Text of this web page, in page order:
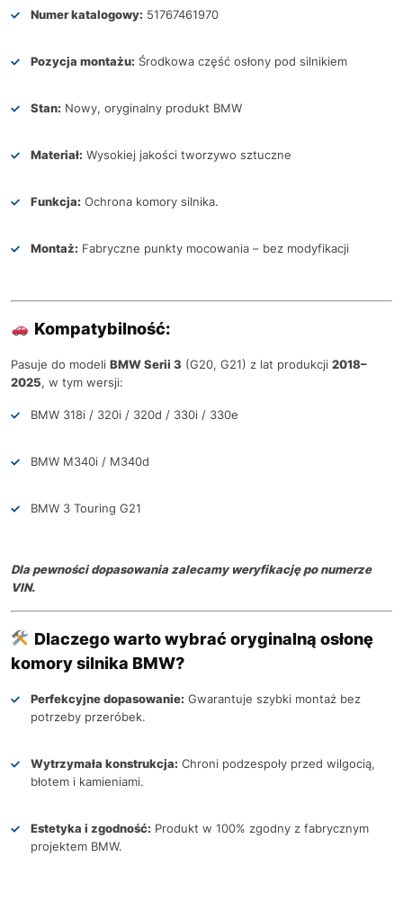
Numer katalogowy: 51767461970
Pozycja montażu: Środkowa część osłony pod silnikiem
Stan: Nowy, oryginalny produkt BMW
Materiał: Wysokiej jakości tworzywo sztuczne
Funkcja: Ochrona komory silnika.
Montaż: Fabryczne punkty mocowania – bez modyfikacji
Kompatybilność:
Pasuje do modeli BMW Serii 3 (G20, G21) z lat produkcji 2018–
2025, w tym wersji:
BMW 318i / 320i / 320d / 330i / 330e
BMW M340i / M340d
BMW 3 Touring G21
Dla pewności dopasowania zalecamy weryfikację po numerze
VIN.
Dlaczego warto wybrać oryginalną osłonę
komory silnika BMW?
Perfekcyjne dopasowanie: Gwarantuje szybki montaż bez
potrzeby przeróbek.
Wytrzymała konstrukcja: Chroni podzespoły przed wilgocią,
błotem i kamieniami.
Estetyka i zgodność: Produkt w 100% zgodny z fabrycznym
projektem BMW.